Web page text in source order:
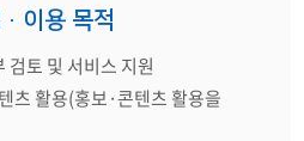
이용 목적
검토 및 서비스 지원
츠 활용(홍보·콘텐츠 활용을